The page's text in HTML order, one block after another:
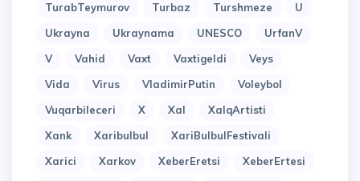
TurabTeymurov
Turbaz Turshmeze
U
Ukrayna
Ukraynama UNESCO
UrfanV
V
Vahid Vaxt Vaxtigeldi
Veys
Vida
Virus VladimirPutin
Voleybol
Vuqarbileceri
X Xal
XalqArtisti
Xank
Xaribulbul
XariBulbulFestivali
Xarici
Xarkov XeberEretsi
XeberErtesi